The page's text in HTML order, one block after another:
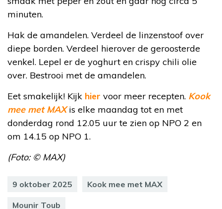
minuten.
Hak de amandelen. Verdeel de linzenstoof over
diepe borden. Verdeel hierover de geroosterde
venkel. Lepel er de yoghurt en crispy chili olie
over. Bestrooi met de amandelen.
Eet smakelijk! Kijk hier voor meer recepten. Kook
mee met MAXis elke maandag tot en met
donderdag rond 12.05 uur te zien op NPO 2 en
om 14.15 op NPO 1.
(Foto: © MAX)
9 oktober 2025 Kook mee met MAX
Mounir Toub